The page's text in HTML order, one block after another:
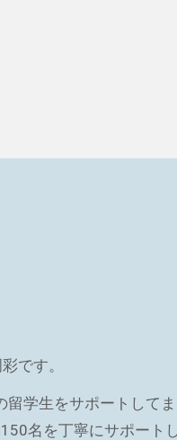
です。
学生をサポートして
名を丁寧にサポートし